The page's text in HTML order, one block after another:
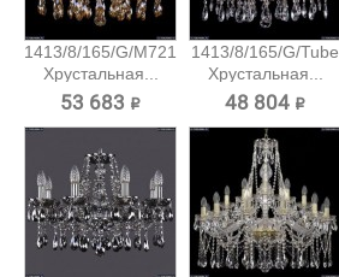
1413/8/165/G/M721
Хрустальная...
53 683 ₽
1413/8/165/G/Tube
Хрустальная...
48 804 ₽